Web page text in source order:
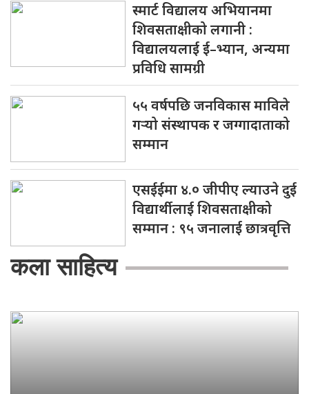
स्मार्ट विद्यालय अभियानमा
शिवसताक्षीको लगानी :
विद्यालयलाई ई–भ्यान, अन्यमा
प्रविधि सामग्री
५५ वर्षपछि जनविकास माविले
गर्‍यो संस्थापक र जग्गादाताको
सम्मान
एसईईमा ४.० जीपीए ल्याउने दुई
विद्यार्थीलाई शिवसताक्षीको
सम्मान : ९५ जनालाई छात्रवृत्ति
कला साहित्य